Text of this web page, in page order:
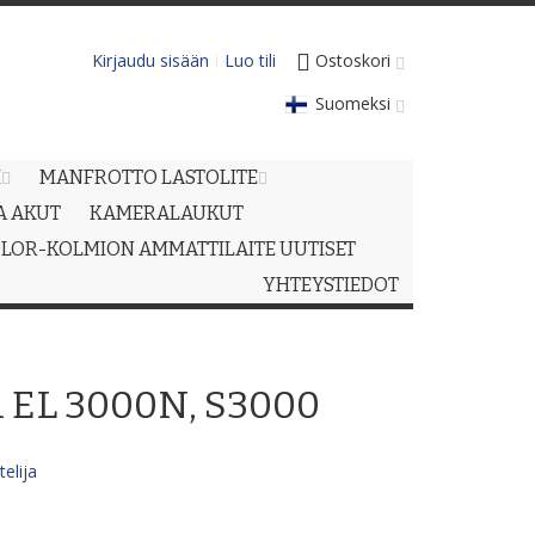
Ostoskori
Kirjaudu sisään
Luo tili
Suomeksi
MANFROTTO LASTOLITE
AKUT
KAMERALAUKUT
KOLMION AMMATTILAITE UUTISET
YHTEYSTIEDOT
3000N, S3000